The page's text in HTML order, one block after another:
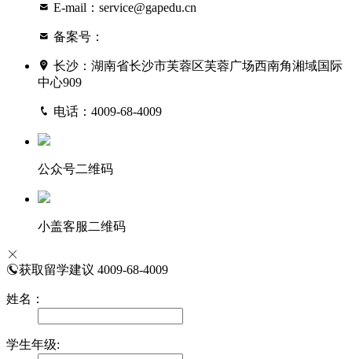
E-mail：service@gapedu.cn
备案号：
长沙：湖南省长沙市芙蓉区芙蓉广场西南角湘域国际
中心909
电话：4009-68-4009
公众号二维码
小盖客服二维码
获取留学建议 4009-68-4009
姓名：
学生年级: